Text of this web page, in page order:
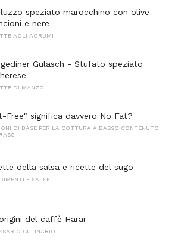
speziato marocchino con olive
e nere
AGLI AGRUMI
Gulasch - Stufato speziato
DI MANZO
Free" significa davvero No Fat?
DI BASE PER LA COTTURA A BASSO CONTENUTO
della salsa e ricette del sugo
E SALSE
del caffè Harar
CULINARIO